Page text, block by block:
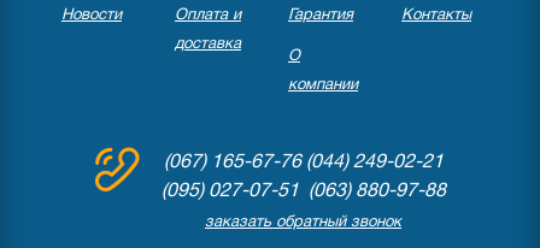
Новости
Оплата и
доставка
Гарантия Контакты
О
компании
(067) 165-67-76(044) 249-02-21
(095) 027-07-51 (063) 880-97-88
заказать обратный звонок